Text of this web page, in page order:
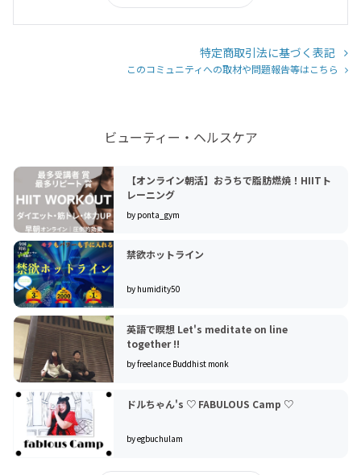
特定商取引法に基づく表記
このコミュニティへの取材や問題報告等はこちら
ビューティー・ヘルスケア
【オンライン朝活】おうちで脂肪燃焼！HIITト
レーニング
by ponta_gym
禁欲ホットライン
by humidity50
英語で瞑想 Let's meditate on line
together !!
by freelance Buddhist monk
ドルちゃん's ♡ FABULOUS Camp ♡
by egbuchulam